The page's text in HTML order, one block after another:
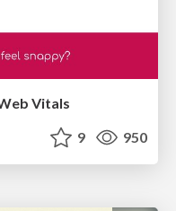
Vitals
9 950